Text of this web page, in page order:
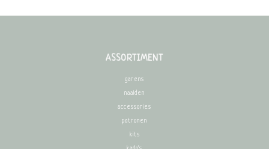
ASSORTIMENT
garens
naalden
accessories
patronen
kits